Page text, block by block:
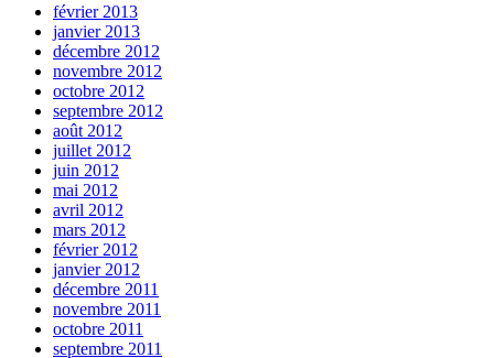
février 2013
janvier 2013
décembre 2012
novembre 2012
octobre 2012
septembre 2012
août 2012
juillet 2012
juin 2012
mai 2012
avril 2012
mars 2012
février 2012
janvier 2012
décembre 2011
novembre 2011
octobre 2011
septembre 2011